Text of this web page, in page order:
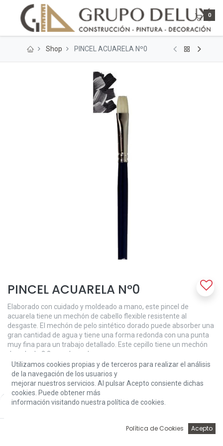
Price:
Add to Cart
0
Shop PINCEL ACUARELA Nº0
PINCEL ACUARELA Nº0
Elaborado con cuidado y moldeado a mano, este pincel de
acuarela tiene un mechón de cabello flexible resistente al
desgaste. El mechón de pelo sintético dorado puede absorber una
gran cantidad de agua y tiene una forma redonda con una punta
muy fina para un trabajo detallado. Este cepillo tiene un mechón
de pelo de 2,2 mm de ancho
2,50€
Utilizamos cookies propias y de terceros para realizar el análisis
de la navegación de los usuarios y
mejorar nuestros servicios. Al pulsar Acepto consiente dichas
cookies. Puede obtener más
información visitando nuestra política de cookies.
Política de Cookies Acepto